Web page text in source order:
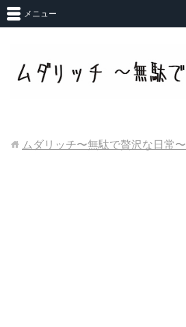
メニュー
ムダリッチ〜無駄で贅沢な日常〜